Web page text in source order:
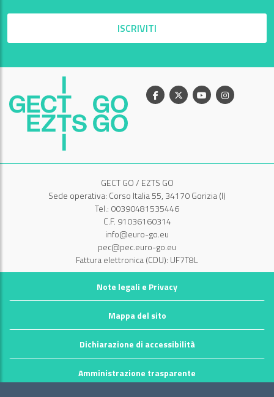
ISCRIVITI
Facebook
X YoutubeInstagram
GECT GO / EZTS GO
Sede operativa: Corso Italia 55, 34170 Gorizia (I)
Tel.: 00390481535446
C.F. 91036160314
info@euro-go.eu
pec@pec.euro-go.eu
Fattura elettronica (CDU): UF7T8L
Note legali e Privacy
Mappa del sito
Dichiarazione di accessibilità
Amministrazione trasparente